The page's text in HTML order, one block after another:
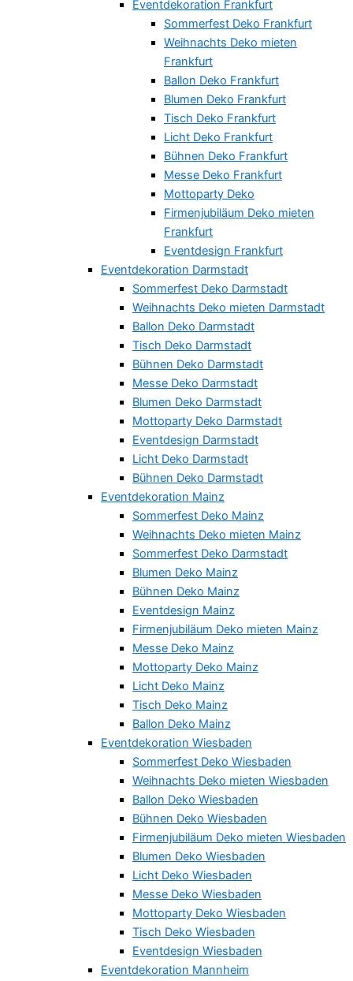
Eventdekoration Frankfurt
Sommerfest Deko Frankfurt
Weihnachts Deko mieten
Frankfurt
Ballon Deko Frankfurt
Blumen Deko Frankfurt
Tisch Deko Frankfurt
Licht Deko Frankfurt
Bühnen Deko Frankfurt
Messe Deko Frankfurt
Mottoparty Deko
Firmenjubiläum Deko mieten
Frankfurt
Eventdesign Frankfurt
Eventdekoration Darmstadt
Sommerfest Deko Darmstadt
Weihnachts Deko mieten Darmstadt
Ballon Deko Darmstadt
Tisch Deko Darmstadt
Bühnen Deko Darmstadt
Messe Deko Darmstadt
Blumen Deko Darmstadt
Mottoparty Deko Darmstadt
Eventdesign Darmstadt
Licht Deko Darmstadt
Bühnen Deko Darmstadt
Eventdekoration Mainz
Sommerfest Deko Mainz
Weihnachts Deko mieten Mainz
Sommerfest Deko Darmstadt
Blumen Deko Mainz
Bühnen Deko Mainz
Eventdesign Mainz
Firmenjubiläum Deko mieten Mainz
Messe Deko Mainz
Mottoparty Deko Mainz
Licht Deko Mainz
Tisch Deko Mainz
Ballon Deko Mainz
Eventdekoration Wiesbaden
Sommerfest Deko Wiesbaden
Weihnachts Deko mieten Wiesbaden
Ballon Deko Wiesbaden
Bühnen Deko Wiesbaden
Firmenjubiläum Deko mieten Wiesbaden
Blumen Deko Wiesbaden
Licht Deko Wiesbaden
Messe Deko Wiesbaden
Mottoparty Deko Wiesbaden
Tisch Deko Wiesbaden
Eventdesign Wiesbaden
Eventdekoration Mannheim